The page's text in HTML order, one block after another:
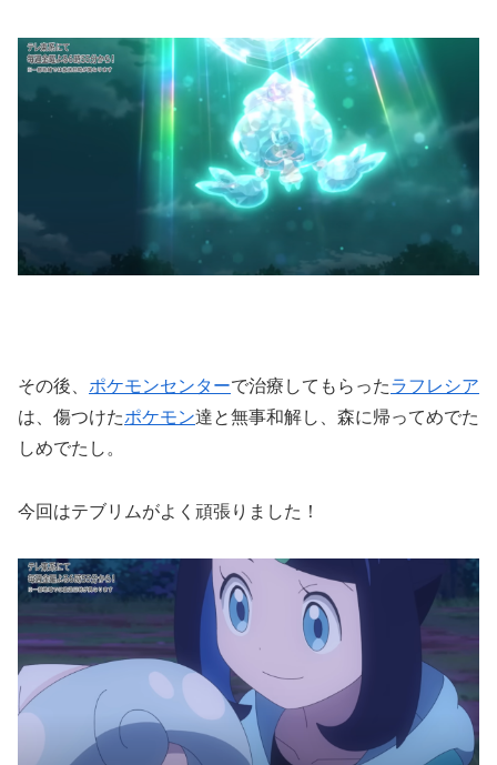
その後、 ポケモンセンターで治療してもらったラフレシア
は、傷つけたポケモン達と無事和解し、森に帰ってめでた
しめでたし。
今回はテブリムがよく頑張りました！